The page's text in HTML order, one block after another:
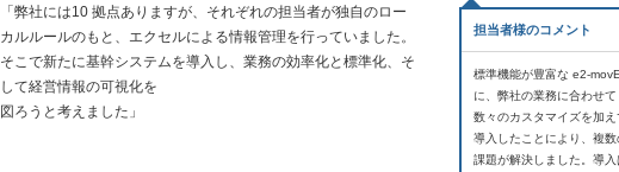
「弊社には10 拠点ありますが、それぞれの担当者が独自のロー
カルルールのもと、エクセルによる情報管理を行っていました。
そこで新たに基幹システムを導入し、業務の効率化と標準化、そ
して経営情報の可視化を
図ろうと考えました」
担当者様のコメント
標準機能が豊富な e2-
に、弊社の業務に合わせて
数々のカスタマイズを加え
導入したことにより、複数
課題が解決しました。導入